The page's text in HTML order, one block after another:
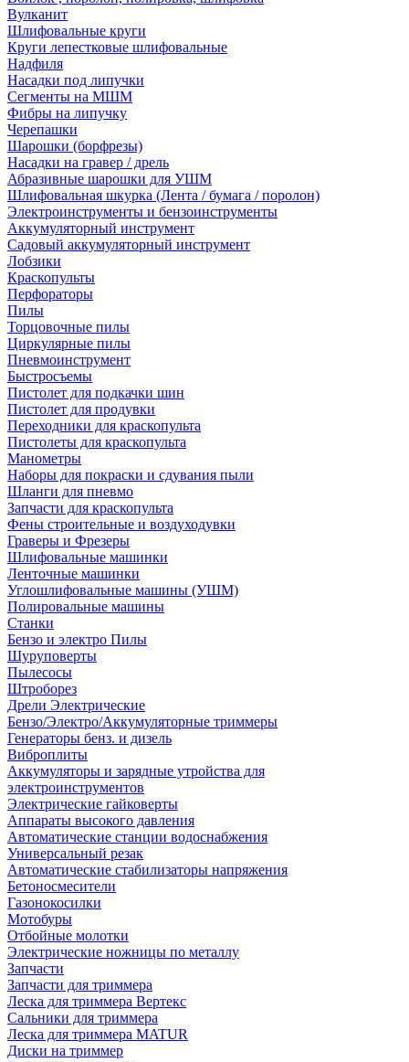
Вулканит
Шлифовальные круги
Круги лепестковые шлифовальные
Надфиля
Насадки под липучки
Сегменты на МШМ
Фибры на липучку
Черепашки
Шарошки (борфрезы)
Насадки на гравер / дрель
Абразивные шарошки для УШМ
Шлифовальная шкурка (Лента / бумага / поролон)
Электроинструменты и бензоинструменты
Аккумуляторный инструмент
Садовый аккумуляторный инструмент
Лобзики
Краскопульты
Перфораторы
Пилы
Торцовочные пилы
Циркулярные пилы
Пневмоинструмент
Быстросъемы
Пистолет для подкачки шин
Пистолет для продувки
Переходники для краскопульта
Пистолеты для краскопульта
Манометры
Наборы для покраски и сдувания пыли
Шланги для пневмо
Запчасти для краскопульта
Фены строительные и воздуходувки
Граверы и Фрезеры
Шлифовальные машинки
Ленточные машинки
Углошлифовальные машины (УШМ)
Полировальные машины
Станки
Бензо и электро Пилы
Шуруповерты
Пылесосы
Штроборез
Дрели Электрические
Бензо/Электро/Аккумуляторные триммеры
Генераторы бенз. и дизель
Виброплиты
Аккумуляторы и зарядные утройства для
электроинструментов
Электрические гайковерты
Аппараты высокого давления
Автоматические станции водоснабжения
Универсальный резак
Автоматические стабилизаторы напряжения
Бетоносмесители
Газонокосилки
Мотобуры
Отбойные молотки
Электрические ножницы по металлу
Запчасти
Запчасти для триммера
Леска для триммера Вертекс
Сальники для триммера
Леска для триммера MATUR
Диски на триммер